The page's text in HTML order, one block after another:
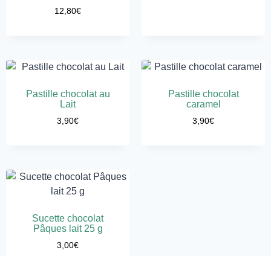
12,80€
Pastille chocolat au
Lait
3,90€
Pastille chocolat
caramel
3,90€
Sucette chocolat
Pâques lait 25 g
3,00€